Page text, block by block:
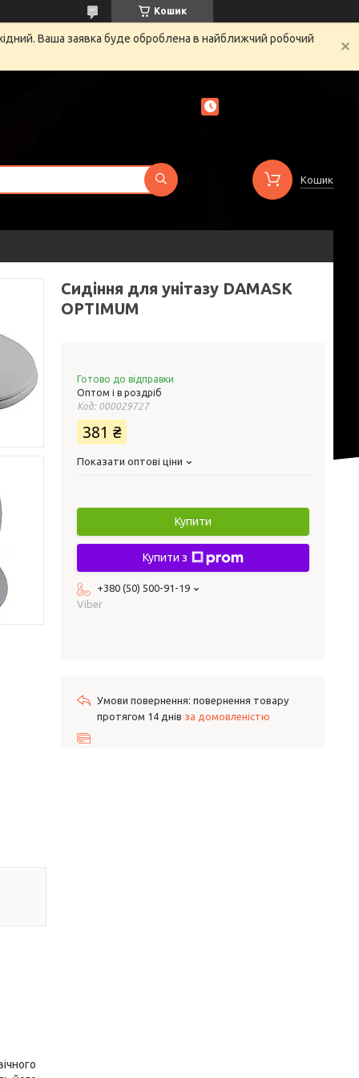
Кошик
Ваша заявка буде оброблена в найближчий робочий
Кошик
Сидіння для унітазу DAMASK
OPTIMUM
Готово до відправки
Оптом і в роздріб
Код: 000029727
381 ₴
Показати оптові ціни
Купити
Купити з
+380 (50) 500-91-19
Viber
повернення товару
протягом 14 днів за домовленістю